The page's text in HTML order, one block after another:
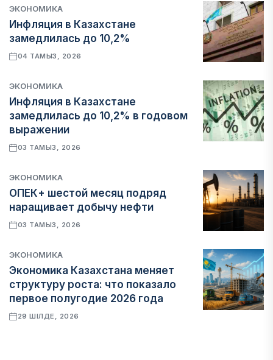
ЭКОНОМИКА
Инфляция в Казахстане
замедлилась до 10,2%
04 ТАМЫЗ, 2026
ЭКОНОМИКА
Инфляция в Казахстане
замедлилась до 10,2% в годовом
выражении
03 ТАМЫЗ, 2026
ЭКОНОМИКА
ОПЕК+ шестой месяц подряд
наращивает добычу нефти
03 ТАМЫЗ, 2026
ЭКОНОМИКА
Экономика Казахстана меняет
структуру роста: что показало
первое полугодие 2026 года
29 ШІЛДЕ, 2026